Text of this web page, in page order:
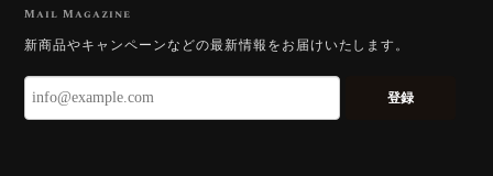
いです。 ウルウルとギラギラを一度に見ることができ
る不思議なカットだと感じました。強い煌めきだけで
Mail Magazine
新商品やキャンペーンなどの最新情報をお届けいたします。
登録